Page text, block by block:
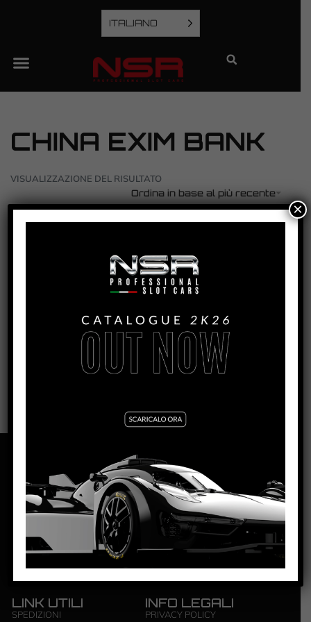
ITALIANO
CHINA EXIM BANK
VISUALIZZAZIONE DEL RISULTATO
Ordina in base al più recente
BANK TEAM CHINA – #11
NSR S.R.L. | ZONA INDUSTRIALE | 84095
GIFFONI VALLE PIANA – SALERNO | P.IVA: ‭0444 4820650‬
LINK UTILI
SPEDIZIONI
INFO LEGALI
PRIVACY POLICY
×